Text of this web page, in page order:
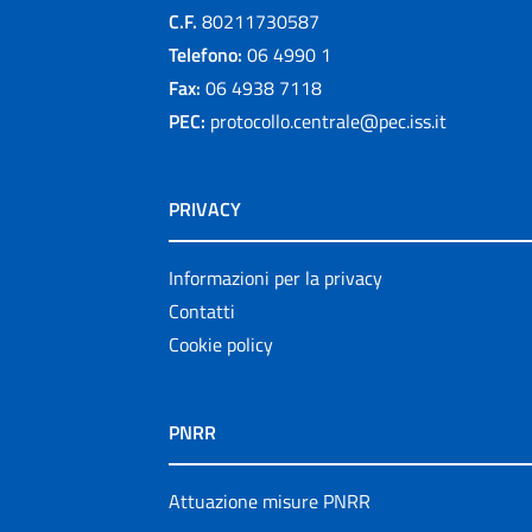
C.F. 80211730587
Telefono: 06 4990 1
Fax: 06 4938 7118
PEC: protocollo.centrale@pec.iss.it
PRIVACY
Informazioni per la privacy
Contatti
Cookie policy
PNRR
Attuazione misure PNRR